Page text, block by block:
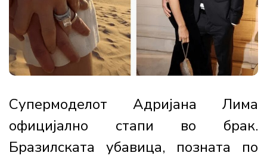
Супермоделот Адријана Лима
официјално стапи во брак.
Бразилската убавица, позната по